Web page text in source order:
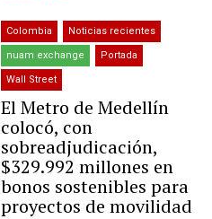
Colombia Noticias recientes
nuam exchange Portada
Wall Street
El Metro de Medellín
colocó, con
sobreadjudicación,
$329.992 millones en
bonos sostenibles para
proyectos de movilidad